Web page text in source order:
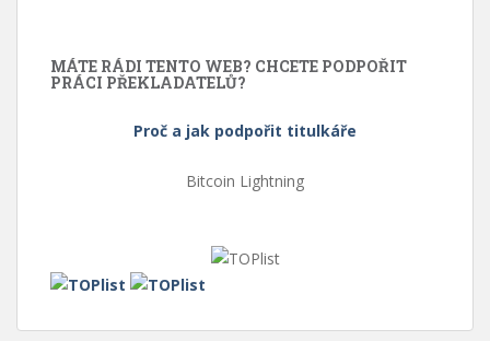
MÁTE RÁDI TENTO WEB? CHCETE PODPOŘIT
PRÁCI PŘEKLADATELŮ?
Proč a jak podpořit titulkáře
Bitcoin Lightning